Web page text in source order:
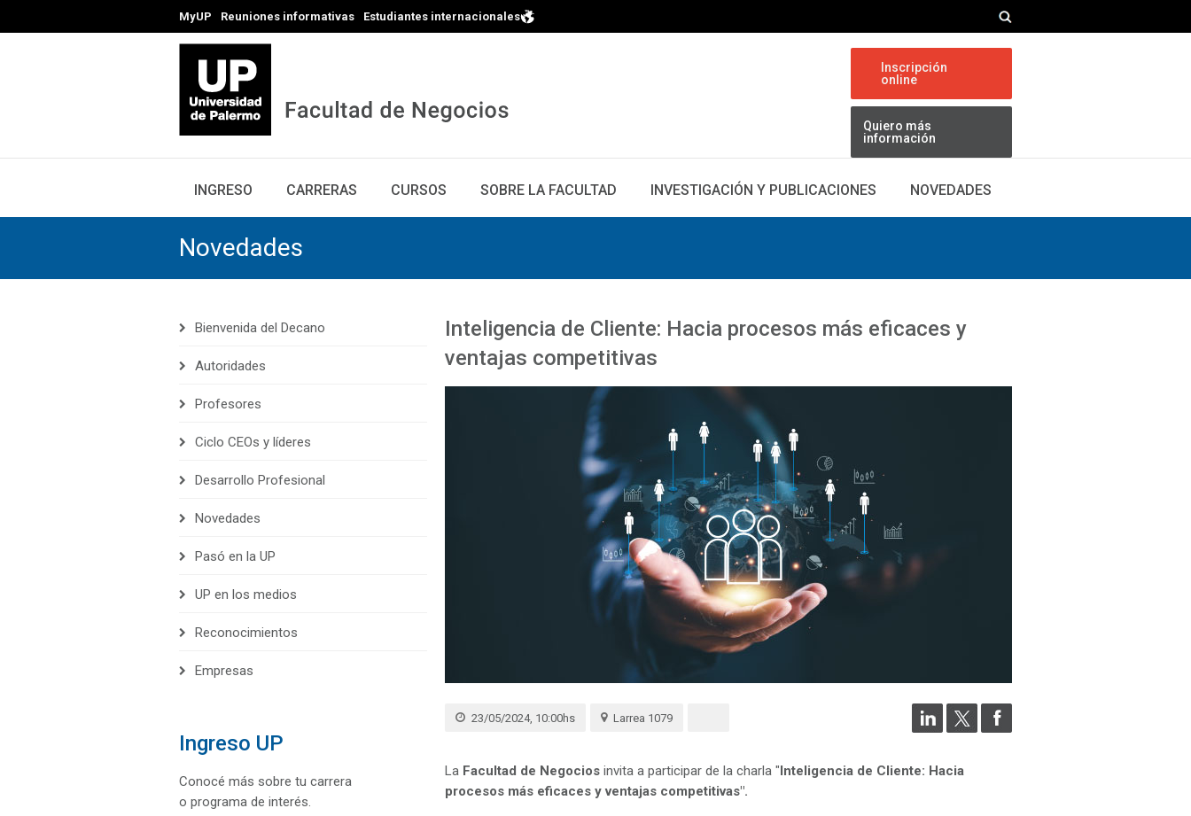
MyUP Reuniones informativas Estudiantes internacionales
Inscripción
online
Quiero más
información
INGRESO CARRERAS CURSOS SOBRE LA FACULTAD INVESTIGACIÓN Y PUBLICACIONES NOVEDADES
Novedades
Inteligencia de Cliente: Hacia procesos más eficaces y
ventajas competitivas
23/05/2024, 10:00hs Larrea 1079
La Facultad de Negocios invita a participar de la charla "Inteligencia de Cliente: Hacia
procesos más eficaces y ventajas competitivas".
Bienvenida del Decano
Autoridades
Profesores
Ciclo CEOs y líderes
Desarrollo Profesional
Novedades
Pasó en la UP
UP en los medios
Reconocimientos
Empresas
Ingreso UP
Conocé más sobre tu carrera
o programa de interés.